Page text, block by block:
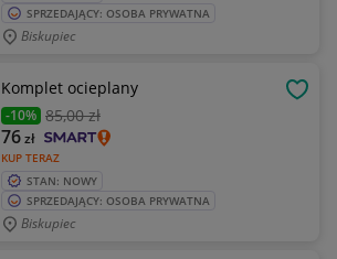
SPRZEDAJĄCY: OSOBA PRYWATNA
Biskupiec
Komplet ocieplany
-10% 85,00 zł
KUP TERAZ
76zł
STAN: NOWY
SPRZEDAJĄCY: OSOBA PRYWATNA
Biskupiec